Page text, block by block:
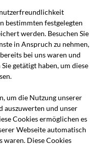
bestimmten festgelegten
werden. Besuchen Sie
in Anspruch zu nehmen,
bei uns waren und
getätigt haben, um diese
um die Nutzung unserer
auszuwerten und unser
Cookies ermöglichen es
Webseite automatisch
waren. Diese Cookies